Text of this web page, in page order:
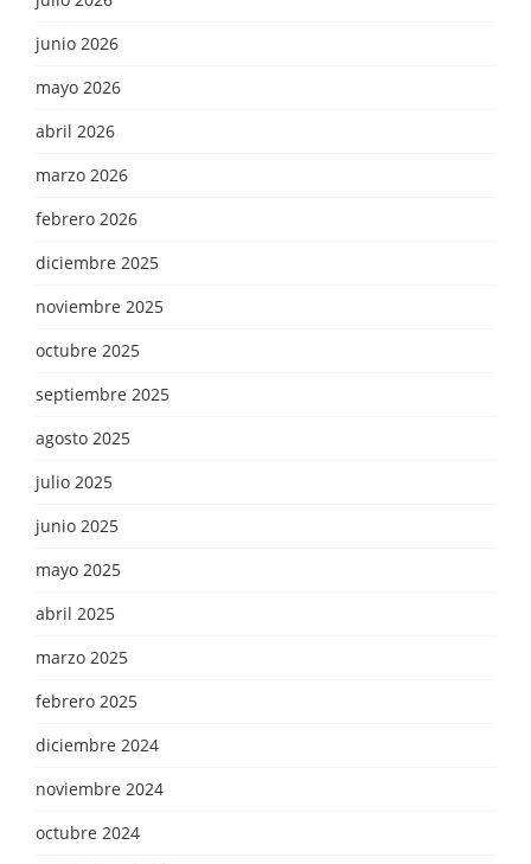
junio 2026
mayo 2026
abril 2026
marzo 2026
febrero 2026
diciembre 2025
noviembre 2025
octubre 2025
septiembre 2025
agosto 2025
julio 2025
junio 2025
mayo 2025
abril 2025
marzo 2025
febrero 2025
diciembre 2024
noviembre 2024
octubre 2024